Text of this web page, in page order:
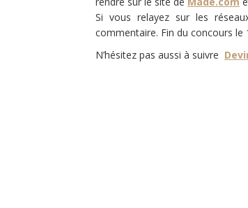
Si vous relayez sur les
commentaire. Fin du concours le
N’hésitez pas aussi à suivre